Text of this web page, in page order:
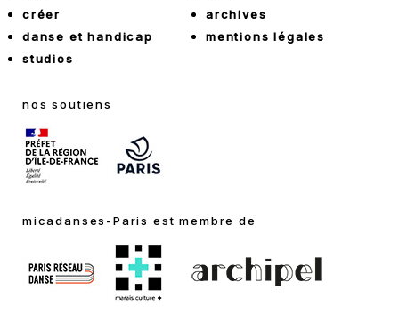
créer
danse et handicap
studios
archives
mentions légales
nos soutiens
micadanses-Paris est membre de